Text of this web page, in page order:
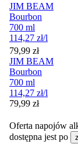
JIM BEAM
Bourbon
700 ml
114,27 zł/l
Cena
79,99 zł
JIM BEAM
Bourbon
700 ml
114,27 zł/l
Cena
79,99 zł
Oferta napojów
dostępna jest po